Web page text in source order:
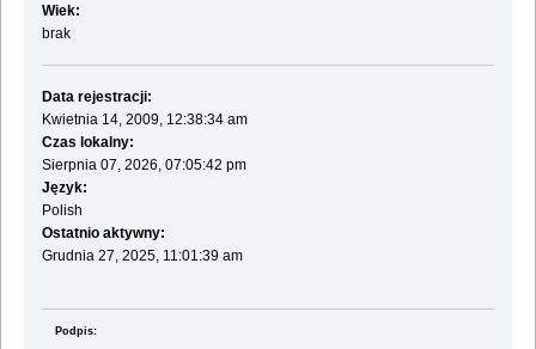
Wiek:
brak
Data rejestracji:
Kwietnia 14, 2009, 12:38:34 am
Czas lokalny:
Sierpnia 07, 2026, 07:05:42 pm
Język:
Polish
Ostatnio aktywny:
Grudnia 27, 2025, 11:01:39 am
Podpis: